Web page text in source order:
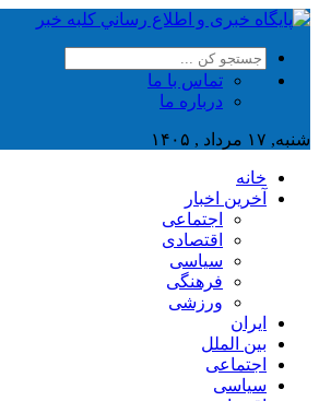
تماس با ما
درباره ما
شنبه, ۱۷ مرداد , ۱۴۰۵
خانه
آخرین اخبار
اجتماعی
اقتصادی
سیاسی
فرهنگی
ورزشی
ایران
بین الملل
اجتماعی
سیاسی